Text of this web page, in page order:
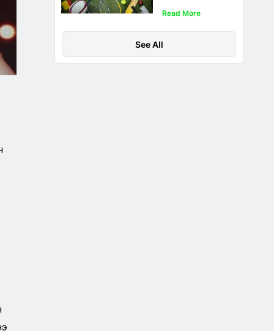
бооцоо болон
Read More
See All